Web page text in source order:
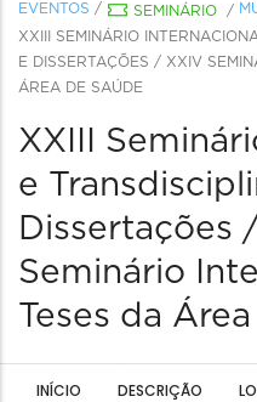
EVENTOS / SEMINÁRIO /
XXIII SEMINÁRIO
E DISSERTAÇÕES / XXIV
ÁREA DE SAÚDE
XXIII
e
Dissertações
Seminário
Teses da
INÍCIO DESCRIÇÃO